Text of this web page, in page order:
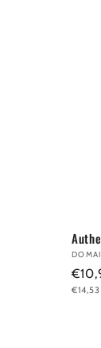
Preis
€14,53